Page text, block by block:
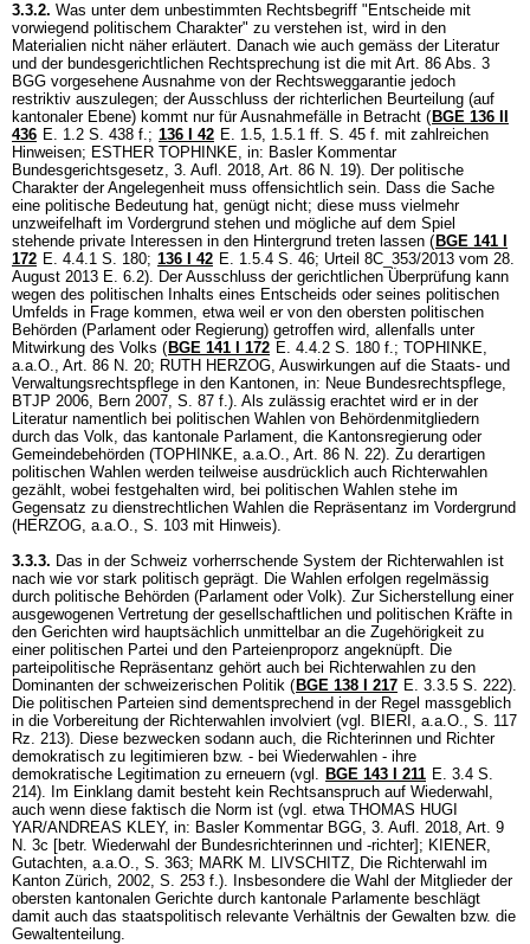
3.3.2. Was unter dem unbestimmten Rechtsbegriff "Entscheide mit
vorwiegend politischem Charakter" zu verstehen ist, wird in den
Materialien nicht näher erläutert. Danach wie auch gemäss der Literatur
und der bundesgerichtlichen Rechtsprechung ist die mit Art. 86 Abs. 3
BGG vorgesehene Ausnahme von der Rechtsweggarantie jedoch
restriktiv auszulegen; der Ausschluss der richterlichen Beurteilung (auf
kantonaler Ebene) kommt nur für Ausnahmefälle in Betracht ( BGE 136 II
436 E. 1.2 S. 438 f.; 136 I 42 E. 1.5, 1.5.1 ff. S. 45 f. mit zahlreichen
Hinweisen; ESTHER TOPHINKE, in: Basler Kommentar
Bundesgerichtsgesetz, 3. Aufl. 2018, Art. 86 N. 19). Der politische
Charakter der Angelegenheit muss offensichtlich sein. Dass die Sache
eine politische Bedeutung hat, genügt nicht; diese muss vielmehr
unzweifelhaft im Vordergrund stehen und mögliche auf dem Spiel
stehende private Interessen in den Hintergrund treten lassen ( BGE 141 I
172 E. 4.4.1 S. 180; 136 I 42 E. 1.5.4 S. 46; Urteil 8C_353/2013 vom 28.
August 2013 E. 6.2). Der Ausschluss der gerichtlichen Überprüfung kann
wegen des politischen Inhalts eines Entscheids oder seines politischen
Umfelds in Frage kommen, etwa weil er von den obersten politischen
Behörden (Parlament oder Regierung) getroffen wird, allenfalls unter
Mitwirkung des Volks ( BGE 141 I 172 E. 4.4.2 S. 180 f.; TOPHINKE,
a.a.O., Art. 86 N. 20; RUTH HERZOG, Auswirkungen auf die Staats- und
Verwaltungsrechtspflege in den Kantonen, in: Neue Bundesrechtspflege,
BTJP 2006, Bern 2007, S. 87 f.). Als zulässig erachtet wird er in der
Literatur namentlich bei politischen Wahlen von Behördenmitgliedern
durch das Volk, das kantonale Parlament, die Kantonsregierung oder
Gemeindebehörden (TOPHINKE, a.a.O., Art. 86 N. 22). Zu derartigen
politischen Wahlen werden teilweise ausdrücklich auch Richterwahlen
gezählt, wobei festgehalten wird, bei politischen Wahlen stehe im
Gegensatz zu dienstrechtlichen Wahlen die Repräsentanz im Vordergrund
(HERZOG, a.a.O., S. 103 mit Hinweis).
3.3.3. Das in der Schweiz vorherrschende System der Richterwahlen ist
nach wie vor stark politisch geprägt. Die Wahlen erfolgen regelmässig
durch politische Behörden (Parlament oder Volk). Zur Sicherstellung einer
ausgewogenen Vertretung der gesellschaftlichen und politischen Kräfte in
den Gerichten wird hauptsächlich unmittelbar an die Zugehörigkeit zu
einer politischen Partei und den Parteienproporz angeknüpft. Die
parteipolitische Repräsentanz gehört auch bei Richterwahlen zu den
Dominanten der schweizerischen Politik ( BGE 138 I 217 E. 3.3.5 S. 222).
Die politischen Parteien sind dementsprechend in der Regel massgeblich
in die Vorbereitung der Richterwahlen involviert (vgl. BIERI, a.a.O., S. 117
Rz. 213). Diese bezwecken sodann auch, die Richterinnen und Richter
demokratisch zu legitimieren bzw. - bei Wiederwahlen - ihre
demokratische Legitimation zu erneuern (vgl. BGE 143 I 211 E. 3.4 S.
214). Im Einklang damit besteht kein Rechtsanspruch auf Wiederwahl,
auch wenn diese faktisch die Norm ist (vgl. etwa THOMAS HUGI
YAR/ANDREAS KLEY, in: Basler Kommentar BGG, 3. Aufl. 2018, Art. 9
N. 3c [betr. Wiederwahl der Bundesrichterinnen und -richter]; KIENER,
Gutachten, a.a.O., S. 363; MARK M. LIVSCHITZ, Die Richterwahl im
Kanton Zürich, 2002, S. 253 f.). Insbesondere die Wahl der Mitglieder der
obersten kantonalen Gerichte durch kantonale Parlamente beschlägt
damit auch das staatspolitisch relevante Verhältnis der Gewalten bzw. die
Gewaltenteilung.